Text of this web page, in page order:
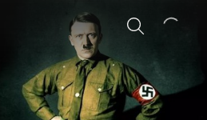
Sök